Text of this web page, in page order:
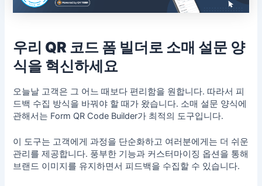
우리 QR 코드 폼 빌더로 소매 설문 양
식을 혁신하세요
오늘날 고객은 그 어느 때보다 편리함을 원합니다. 따라서 피
드백 수집 방식을 바꿔야 할 때가 왔습니다. 소매 설문 양식에
관해서는 Form QR Code Builder가 최적의 도구입니다.
이 도구는 고객에게 과정을 단순화하고 여러분에게는 더 쉬운
관리를 제공합니다. 풍부한 기능과 커스터마이징 옵션을 통해
브랜드 이미지를 유지하면서 피드백을 수집할 수 있습니다.